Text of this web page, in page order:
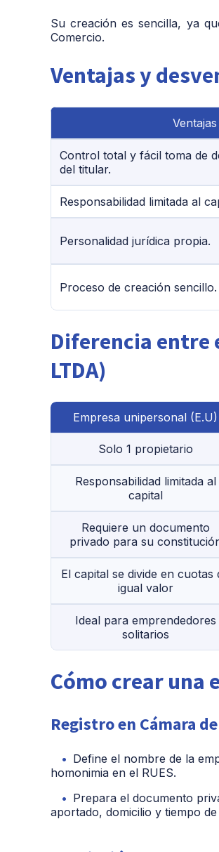
Su creación es sencilla, ya
Comercio.
Ventajas y
Ventajas
Control total y fácil toma de
del titular.
Responsabilidad limitada al
Personalidad jurídica propia.
Proceso de creación sencillo.
Diferencia entre
LTDA)
Empresa unipersonal (E.U)
Solo 1 propietario
Responsabilidad limitada al
capital
Requiere un documento
privado para su
El capital se divide en cuotas
igual valor
Ideal para emprendedores
solitarios
Cómo crear una
Registro en Cámara
Define el nombre de la
homonimia en el RUES.
Prepara el documento
aportado, domicilio y tiempo